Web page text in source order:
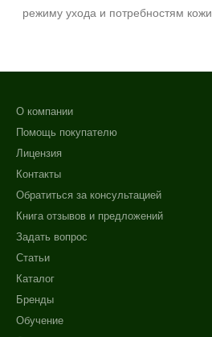
режиму ухода и потребностям кожи.
О компании
Помощь покупателю
Лицензия
Контакты
Обратиться за консультацией
Книга отзывов и предложений
Задать вопрос
Статьи
Каталог
Бренды
Обучение